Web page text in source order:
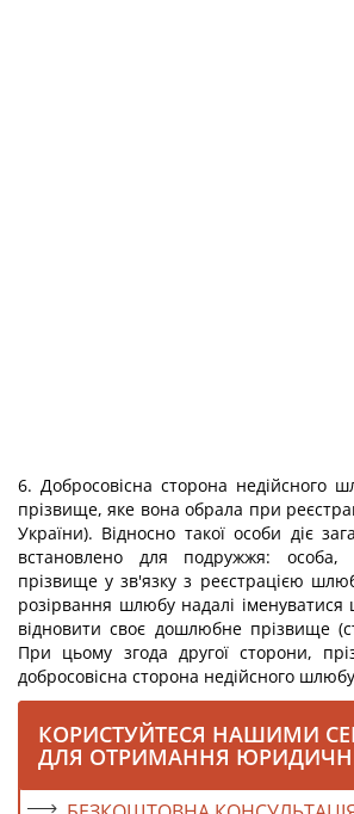
6. Добросовісна сторона недійсного
прізвище, яке вона обрала при
України). Відносно такої особи діє
встановлено для подружжя: особа,
прізвище у зв'язку з реєстрацією
розірвання шлюбу надалі
відновити своє дошлюбне прізвище
При цьому згода другої сторони,
добросовісна сторона недійсного
КОРИСТУЙТЕСЯ НАШИМИ
ДЛЯ ОТРИМАННЯ